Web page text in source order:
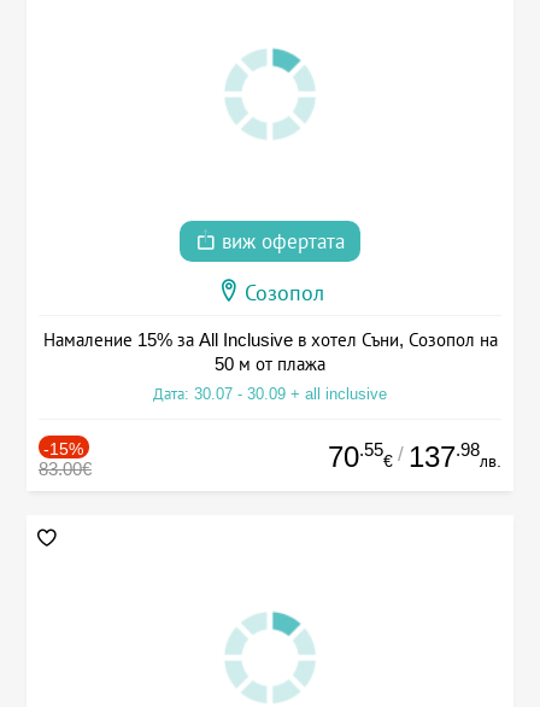
виж офертата
Созопол
Намаление 15% за All Inclusive в хотел Съни, Созопол на
50 м от плажа
Дата: 30.07 - 30.09 + all inclusive
-15%
83.00€ 70.55
€ / 137.98
лв.